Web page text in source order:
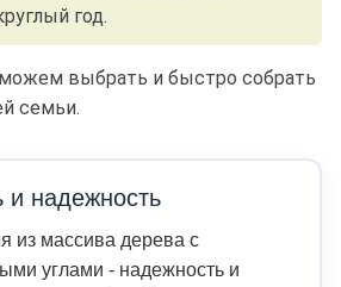
год.
выбрать и быстро собрать
семьи.
и надежность
из массива дерева с
углами - надежность и